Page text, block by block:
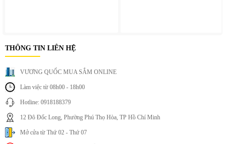
Model: CS3600PRO
Loại loa: Loa karaoke xách tay
Micro: 2 micro không dây đi kèm
Kết nối: Bluetooth, USB, thẻ nhớ, HDMI, Optical
THÔNG TIN LIÊN HỆ
VƯƠNG QUỐC MUA SẮM ONLINE
Làm việc từ 08h00 - 18h00
Hotline: 0918188379
12 Đô Đốc Long, Phường Phú Thọ Hòa, TP Hồ Chí Minh
Mở cửa từ Thứ 02 - Thứ 07